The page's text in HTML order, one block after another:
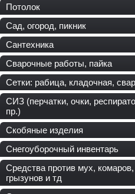
Потолок
Сад, огород, пикник
Сантехника
Сварочные работы, пайка
Сетки: рабица, кладочная,
СИЗ (перчатки, очки,
пр.)
Скобяные изделия
Снегоуборочный инвентарь
Средства против мух, комаров,
грызунов и тд